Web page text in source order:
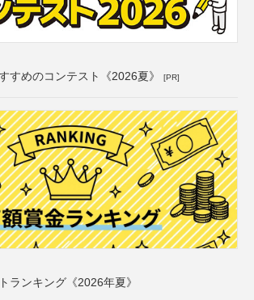
すめのコンテスト《2026夏》 [PR]
ランキング《2026年夏》